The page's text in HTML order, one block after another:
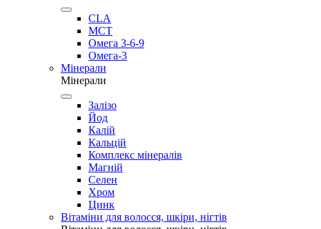
CLA
MCT
Омега 3-6-9
Омега-3
Мінерали
Мінерали
Залізо
Йод
Калій
Кальцій
Комплекс мінералів
Магній
Селен
Хром
Цинк
Вітаміни для волосся, шкіри, нігтів